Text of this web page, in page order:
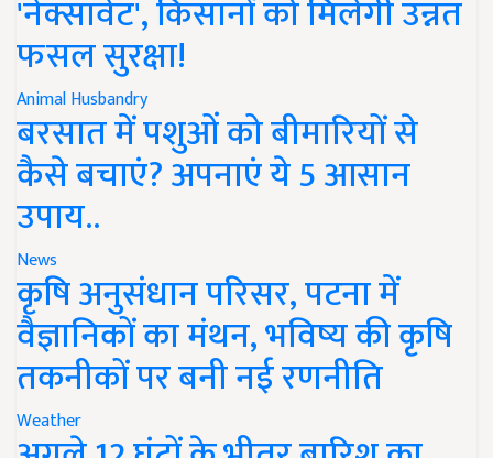
'नेक्सावेट', किसानों को मिलेगी उन्नत
फसल सुरक्षा!
Animal Husbandry
बरसात में पशुओं को बीमारियों से
कैसे बचाएं? अपनाएं ये 5 आसान
उपाय..
News
कृषि अनुसंधान परिसर, पटना में
वैज्ञानिकों का मंथन, भविष्य की कृषि
तकनीकों पर बनी नई रणनीति
Weather